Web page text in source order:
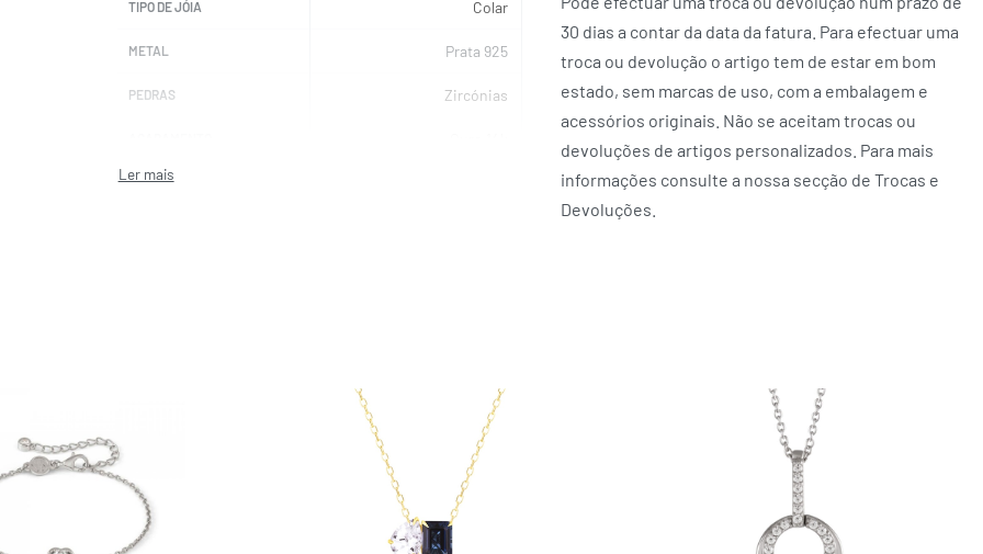
TIPO DE JÓIA Colar
METAL Prata 925
PEDRAS Zircónias
COMPRIMENTO
30 dias a contar da data da fatura. Para efectuar uma
troca ou devolução o artigo tem de estar em bom
estado, sem marcas de uso, com a embalagem e
acessórios originais. Não se aceitam trocas ou
devoluções de artigos personalizados. Para mais
informações consulte a nossa secção de Trocas e
Devoluções.